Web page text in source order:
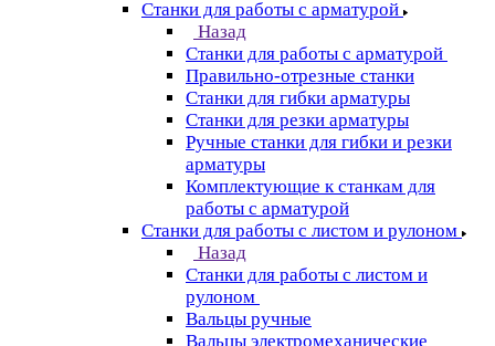
Станки для работы с арматурой
Назад
Станки для работы с арматурой
Правильно-отрезные станки
Станки для гибки арматуры
Станки для резки арматуры
Ручные станки для гибки и резки
арматуры
Комплектующие к станкам для
работы с арматурой
Станки для работы с листом и рулоном
Назад
Станки для работы с листом и
рулоном
Вальцы ручные
Вальцы электромеханические